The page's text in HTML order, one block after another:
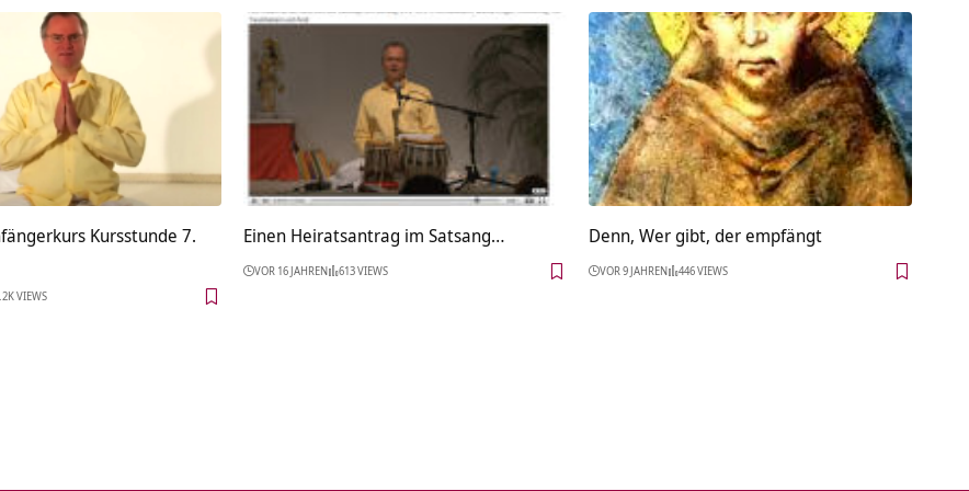
Kursstunde 7.
VIEWS
Einen Heiratsantrag im Satsang…
VOR 16 JAHREN 613 VIEWS
Denn, Wer gibt, der empfängt
VOR 9 JAHREN 446 VIEWS